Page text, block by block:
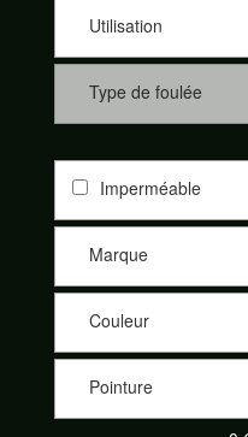
Asolo, Bestard, Brooks,
On-Running, Raidlight,
Scott, Tecnica et Topo
de Philippe, Trail Store,
encore Chullanka. Et cela
comparateur, sélectionnez
découvrez votre paire de
un large éventail.
Utilisation
Type de foulée
Imperméable
Marque
Couleur
Pointure